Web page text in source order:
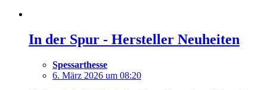
In der Spur - Hersteller Neuheiten
Spessarthesse
6. März 2026 um 08:20